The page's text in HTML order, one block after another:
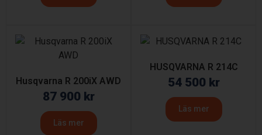
Husqvarna R 200iX AWD
87 900 kr
Läs mer
HUSQVARNA R 214C
54 500 kr
Läs mer